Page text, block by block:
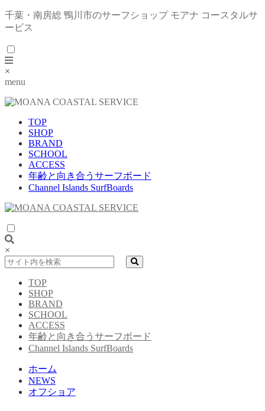
千葉・南房総 鴨川市のサーフショップ モアナ コースタルサ
ービス
×
menu
TOP
SHOP
BRAND
SCHOOL
ACCESS
年齢と向き合うサーフボード
Channel Islands SurfBoards
×
TOP
SHOP
BRAND
SCHOOL
ACCESS
年齢と向き合うサーフボード
Channel Islands SurfBoards
ホーム
NEWS
オフショア